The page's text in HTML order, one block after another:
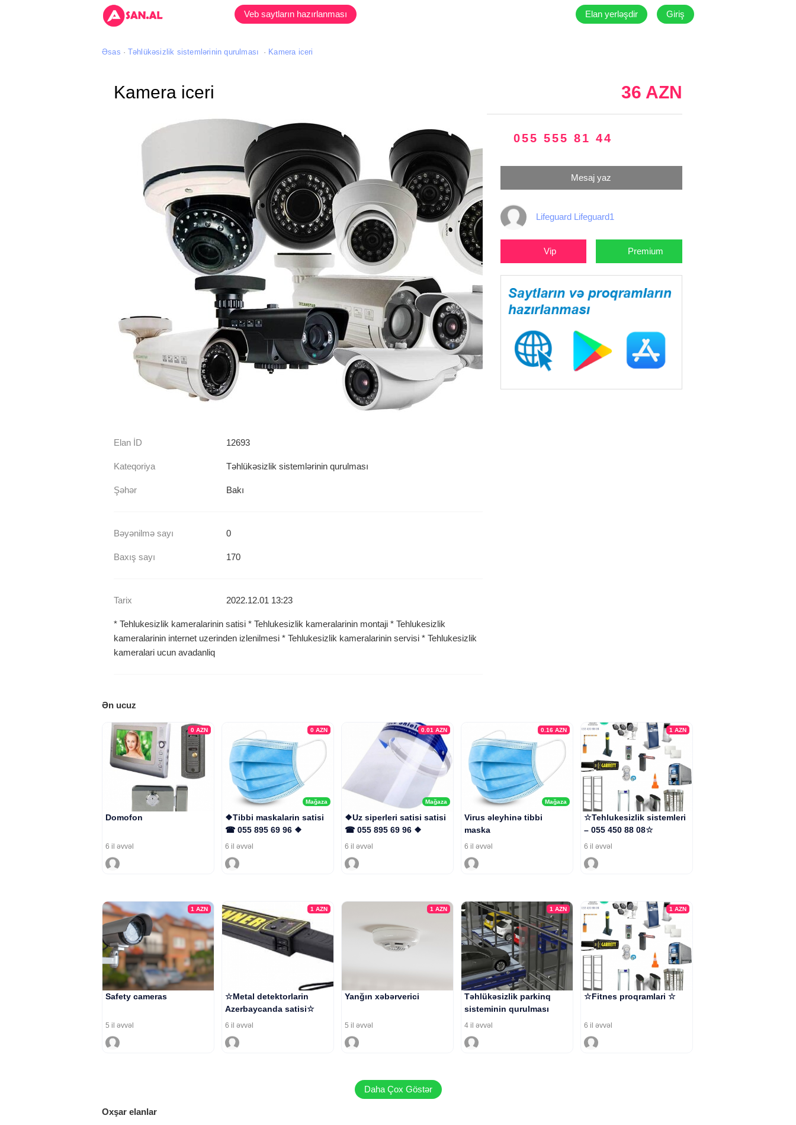
Elan yerləşdir Giriş
Veb saytların hazırlanması
Əsas Təhlükəsizlik sistemlərinin qurulması Kamera iceri
Kamera iceri
Elan İD 12693
Kateqoriya Təhlükəsizlik sistemlərinin qurulması
Şəhər Bakı
Bəyənilmə sayı 0
Baxış sayı 170
Tarix 2022.12.01 13:23
* Tehlukesizlik kameralarinin satisi * Tehlukesizlik kameralarinin montaji * Tehlukesizlik
kameralarinin internet uzerinden izlenilmesi * Tehlukesizlik kameralarinin servisi * Tehlukesizlik
kameralari ucun avadanliq
36 AZN
055 555 81 44
Mesaj yaz
Lifeguard Lifeguard1
Vip Premium
Ən ucuz
0 AZN
Domofon
6 il əvvəl
Mağaza
0 AZN
❖Tibbi maskalarin satisi
☎ 055 895 69 96 ❖
6 il əvvəl
Mağaza
0.01 AZN
❖Uz siperleri satisi satisi
☎ 055 895 69 96 ❖
6 il əvvəl
Mağaza
0.16 AZN
Virus əleyhinə tibbi
maska
6 il əvvəl
1 AZN
☆Tehlukesizlik sistemleri
– 055 450 88 08☆
6 il əvvəl
1 AZN
Safety cameras
5 il əvvəl
1 AZN
☆Metal detektorlarin
Azerbaycanda satisi☆
6 il əvvəl
1 AZN
Yanğın xəbərverici
5 il əvvəl
1 AZN
Təhlükəsizlik parkinq
sisteminin qurulması
4 il əvvəl
1 AZN
☆Fitnes proqramlari ☆
6 il əvvəl
Daha Çox Göstər
Oxşar elanlar